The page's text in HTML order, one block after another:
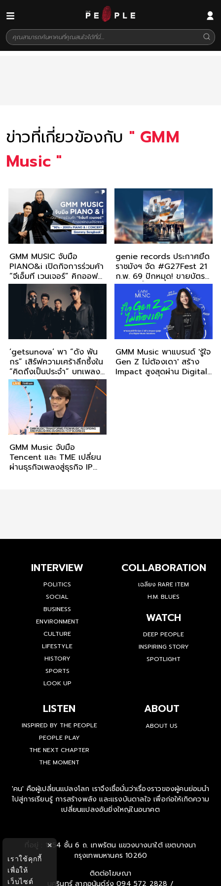
ข่าวที่เกี่ยวข้องกับ " GMM
Music "
GMM MUSIC จับมือ
PIANO&i เปิดกิจการร่วมค้า
“จีเอ็มที เวนเจอร์” คิกออฟ
คอนเสิร์ตแรก “90's -
2000's PIANO & i
CONCERT : Grammy
Songbook”
genie records ประกาศยึด
ราชมังฯ จัด #G27Fest 21
ก.พ. 69 ปักหมุด! ขายบัตร
11 ม.ค. นี้ ราคาเดียว
‘getsunova’ พา “ดัง พัน
กร” เสิร์ฟความเศร้าลึกซึ้งใน
“คิดถึงเป็นประจำ” บทเพลง
ถึงคนที่จากไป แต่ยังคงอยู่
ในใจเสมอ
GMM Music พาแบรนด์ 'รู้ใจ
Gen Z ไม่ต้องเดา' สร้าง
Impact สูงสุดผ่าน Digital
GMM Music จับมือ
Tencent และ TME เปลี่ยน
ผ่านธุรกิจเพลงสู่ธุรกิจ IP
INTERVIEW
POLITICS
SOCIAL
BUSINESS
ENVIRONMENT
CULTURE
LIFESTYLE
HISTORY
SPORTS
LOOK UP
COLLABORATION
เฉลียง RARE ITEM
H.M. BLUES
WATCH
DEEP PEOPLE
INSPIRING STORY
SPOTLIGHT
LISTEN
INSPIRED BY THE PEOPLE
PEOPLE PLAY
THE NEXT CHAPTER
THE MOMENT
ABOUT
ABOUT US
'คน' คือผู้เปลี่ยนแปลงโลก เราจึงเชื่อมั่นว่าเรื่องราวของผู้คนย่อมนำ
ไปสู่การเรียนรู้ การสร้างพลัง และแรงบันดาลใจ เพื่อก่อให้เกิดความ
เปลี่ยนแปลงอันยิ่งใหญ่ในอนาคต
ที่อยู่ : 1854 ชั้น 6 ถ. เทพรัตน แขวงบางนาใต้ เขตบางนา
กรุงเทพมหานคร 10260
ติดต่อโฆษณา
นครินทร์ ลาภอนันด์รุ่ง 094 572 2828 /
×
เราใช้คุกกี้
เพื่อให้
เว็บไซต์